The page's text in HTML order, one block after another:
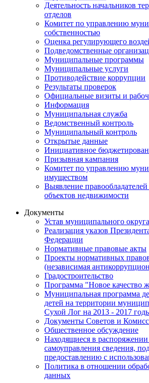
Деятельность начальников
отделов
Комитет по управлению
собственностью
Оценка регулирующего
Подведомственные
Муниципальные программы
Муниципальные услуги
Противодействие коррупции
Результаты проверок
Официальные визиты и
Информация
Муниципальная служба
Ведомственный контроль
Муниципальный контроль
Открытые данные
Инициативное
Призывная кампания
Комитет по управлению
имуществом
Выявление
объектов недвижимости
Документы
Устав муниципального
Реализация указов
Федерации
Нормативные правовые акты
Проекты нормативных
(независимая
Градостроительство
Программа "Новое качество
Муниципальная программа
детей на территории
Сухой Лог на 2013 - 2017
Документы Советов и
Общественное обсуждение
Находящиеся в
самоуправления сведения,
предоставлению с
Политика в отношении
данных